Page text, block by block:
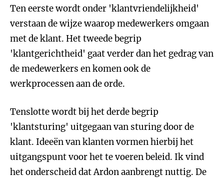
Ten eerste wordt onder 'klantvriendelijkheid'
verstaan de wijze waarop medewerkers omgaan
met de klant. Het tweede begrip
'klantgerichtheid' gaat verder dan het gedrag van
de medewerkers en komen ook de
werkprocessen aan de orde.
Tenslotte wordt bij het derde begrip
'klantsturing' uitgegaan van sturing door de
klant. Ideeën van klanten vormen hierbij het
uitgangspunt voor het te voeren beleid. Ik vind
het onderscheid dat Ardon aanbrengt nuttig. De